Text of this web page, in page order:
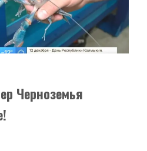
Черноземья